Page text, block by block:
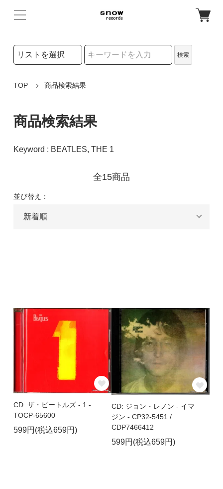
検索リストの選択
検索
TOP 商品検索結果
商品検索結果
Keyword : BEATLES, THE 1
全15商品
並び替え：
CD: ザ・ビートルズ - 1 -
TOCP-65600
599円(税込659円)
CD: ジョン・レノン - イマ
ジン - CP32-5451 /
CDP7466412
599円(税込659円)